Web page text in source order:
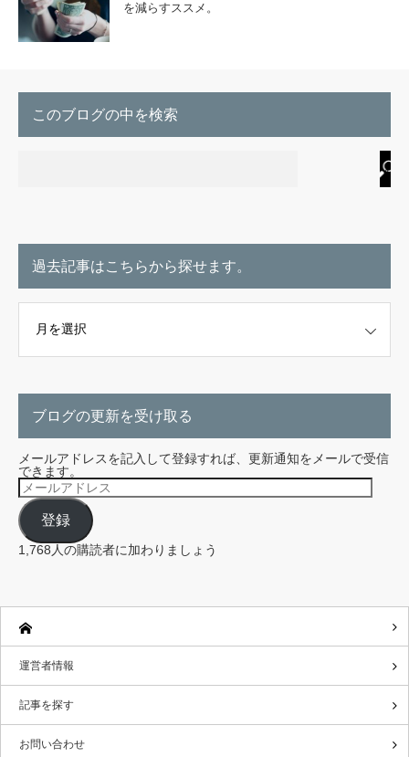
を減らすススメ。
このブログの中を検索
過去記事はこちらから探せます。
ブログの更新を受け取る
メールアドレスを記入して登録すれば、更新通知をメールで受信
できます。
メ
ー
ル
ア
ド
レ
ス
登録
1,768人の購読者に加わりましょう
運営者情報
記事を探す
お問い合わせ